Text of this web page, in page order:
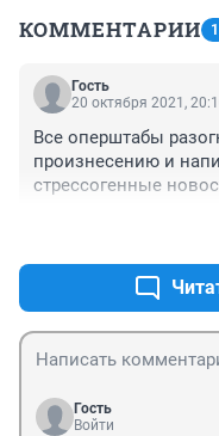
КОММЕНТАРИИ 1
Гость
20 октября 2021,
Все оперштабы
произнесению и
стрессогенные
Гость
Войти